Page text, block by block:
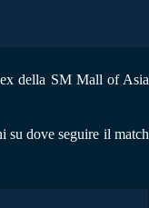
della SM Mall of Asia
su dove seguire il match